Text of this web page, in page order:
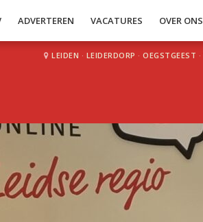
ADVERTEREN VACATURES OVER ONS
LEIDEN · LEIDERDORP · OEGSTGEEST ·